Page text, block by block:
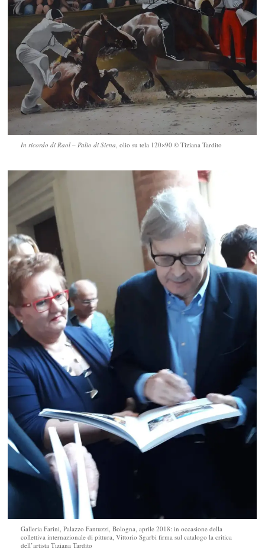
In ricordo di Raol – Palio di Siena, olio su tela 120×90 © Tiziana Tardito
Galleria Farini, Palazzo Fantuzzi, Bologna, aprile 2018: in occasione della
collettiva internazionale di pittura, Vittorio Sgarbi firma sul catalogo la critica
dell’artista Tiziana Tardito